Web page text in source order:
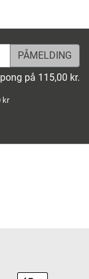
på 115,00 kr.
kr